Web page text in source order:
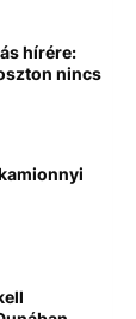
hírére:
nincs